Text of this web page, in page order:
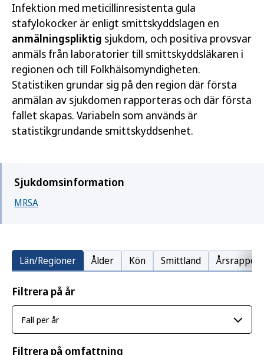
Infektion med meticillinresistenta gula
stafylokocker är enligt smittskyddslagen en
anmälningspliktig sjukdom, och positiva provsvar
anmäls från laboratorier till smittskyddsläkaren i
regionen och till Folkhälsomyndigheten.
Statistiken grundar sig på den region där första
anmälan av sjukdomen rapporteras och där första
fallet skapas. Variabeln som används är
statistikgrundande smittskyddsenhet.
Sjukdomsinformation
MRSA
Län/Regioner Ålder Kön Smittland Årsrapport
Filtrera på år
Filtrera på omfattning